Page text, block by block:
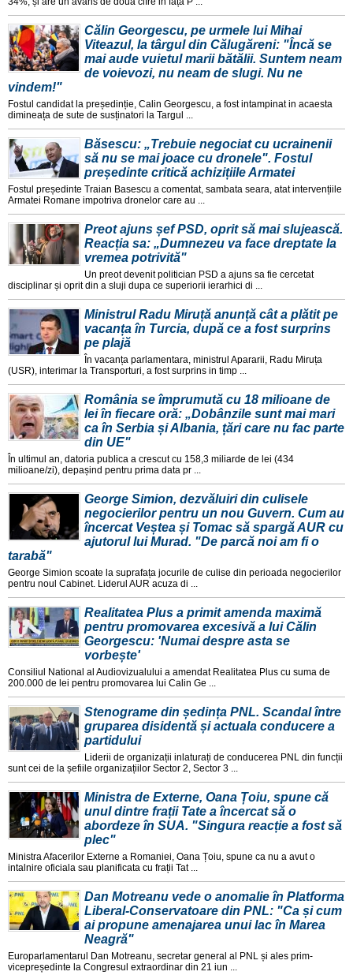
Călin Georgescu, pe urmele lui Mihai
Viteazul, la târgul din Călugăreni: "Încă se
mai aude vuietul marii bătălii. Suntem neam
de voievozi, nu neam de slugi. Nu ne
vindem!"
Fostul candidat la președinție, Calin Georgescu, a fost intampinat in acaesta
dimineața de sute de susținatori la Targul ...
Băsescu: „Trebuie negociat cu ucrainenii
să nu se mai joace cu dronele". Fostul
președinte critică achizițiile Armatei
Fostul președinte Traian Basescu a comentat, sambata seara, atat intervențiile
Armatei Romane impotriva dronelor care au ...
Preot ajuns șef PSD, oprit să mai slujească.
Reacția sa: „Dumnezeu va face dreptate la
vremea potrivită"
Un preot devenit politician PSD a ajuns sa fie cercetat
disciplinar și oprit din a sluji dupa ce superiorii ierarhici di ...
Ministrul Radu Miruță anunță cât a plătit pe
vacanța în Turcia, după ce a fost surprins
pe plajă
În vacanța parlamentara, ministrul Apararii, Radu Miruța
(USR), interimar la Transporturi, a fost surprins in timp ...
România se împrumută cu 18 milioane de
lei în fiecare oră: „Dobânzile sunt mai mari
ca în Serbia și Albania, țări care nu fac parte
din UE"
În ultimul an, datoria publica a crescut cu 158,3 miliarde de lei (434
milioane/zi), depașind pentru prima data pr ...
George Simion, dezvăluiri din culisele
negocierilor pentru un nou Guvern. Cum au
încercat Veștea și Tomac să spargă AUR cu
ajutorul lui Murad. "De parcă noi am fi o
tarabă"
George Simion scoate la suprafața jocurile de culise din perioada negocierilor
pentru noul Cabinet. Liderul AUR acuza di ...
Realitatea Plus a primit amenda maximă
pentru promovarea excesivă a lui Călin
Georgescu: 'Numai despre asta se
vorbește'
Consiliul National al Audiovizualului a amendat Realitatea Plus cu suma de
200.000 de lei pentru promovarea lui Calin Ge ...
Stenograme din ședința PNL. Scandal între
gruparea disidentă și actuala conducere a
partidului
Liderii de organizații inlaturați de conducerea PNL din funcții
sunt cei de la șefiile organizațiilor Sector 2, Sector 3 ...
Ministra de Externe, Oana Țoiu, spune că
unul dintre frații Tate a încercat să o
abordeze în SUA. "Singura reacție a fost să
plec"
Ministra Afacerilor Externe a Romaniei, Oana Țoiu, spune ca nu a avut o
intalnire oficiala sau planificata cu frații Tat ...
Dan Motreanu vede o anomalie în Platforma
Liberal-Conservatoare din PNL: "Ca și cum
ai propune amenajarea unui lac în Marea
Neagră"
Europarlamentarul Dan Motreanu, secretar general al PNL și ales prim-
vicepreședinte la Congresul extraordinar din 21 iun ...